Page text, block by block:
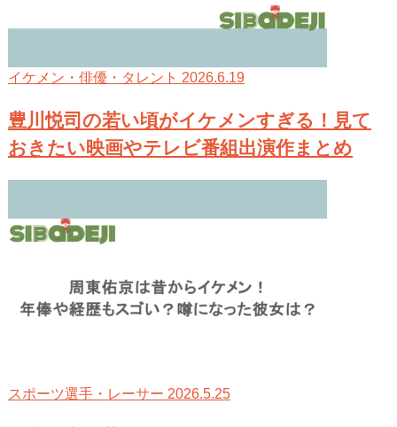
イケメン・俳優・タレント 2026.6.19
豊川悦司の若い頃がイケメンすぎる！見て
おきたい映画やテレビ番組出演作まとめ
スポーツ選手・レーサー 2026.5.25